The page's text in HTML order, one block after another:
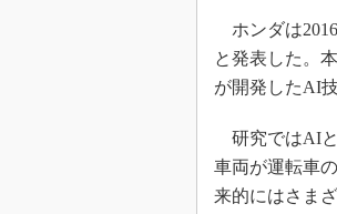
ホンダは
と発表した。
が開発したAI
研究ではAIと
車両が運転車
来的にはさま